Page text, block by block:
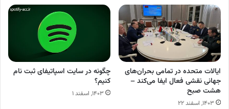
ایالات متحده در تمامی بحران‌های
جهانی نقشی فعال ایفا می‌کند –
هشت صبح
۱۴۰۳, اسفند ۲۲
چگونه در سایت اسپاتیفای ثبت نام
کنیم؟
۱۴۰۳, اسفند ۱